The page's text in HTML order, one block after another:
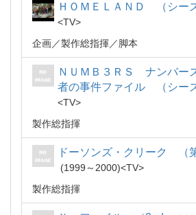
ＨＯＭＥＬＡＮＤ （シー
TV
企画
製作総指揮 脚本
ＮＵＭＢ３ＲＳ ナンバー
者の事件ファイル （シー
TV
製作総指揮
ドーソンズ・クリーク （
1999～2000
TV
製作総指揮